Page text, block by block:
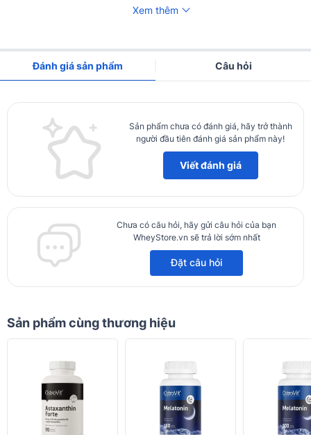
Ưu điểm của Ostrovit Apple Fiber 40 servings
Xem thêm
Đánh giá sản phẩm Câu hỏi
Sản phẩm chưa có đánh giá, hãy trở thành
người đầu tiên đánh giá sản phẩm này!
Viết đánh giá
Chưa có câu hỏi, hãy gửi câu hỏi của bạn
WheyStore.vn sẽ trả lời sớm nhất
Đặt câu hỏi
Sản phẩm cùng thương hiệu